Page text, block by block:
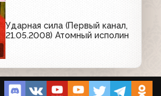
Ударная сила (Первый канал,
21.05.2008) Атомный исполин